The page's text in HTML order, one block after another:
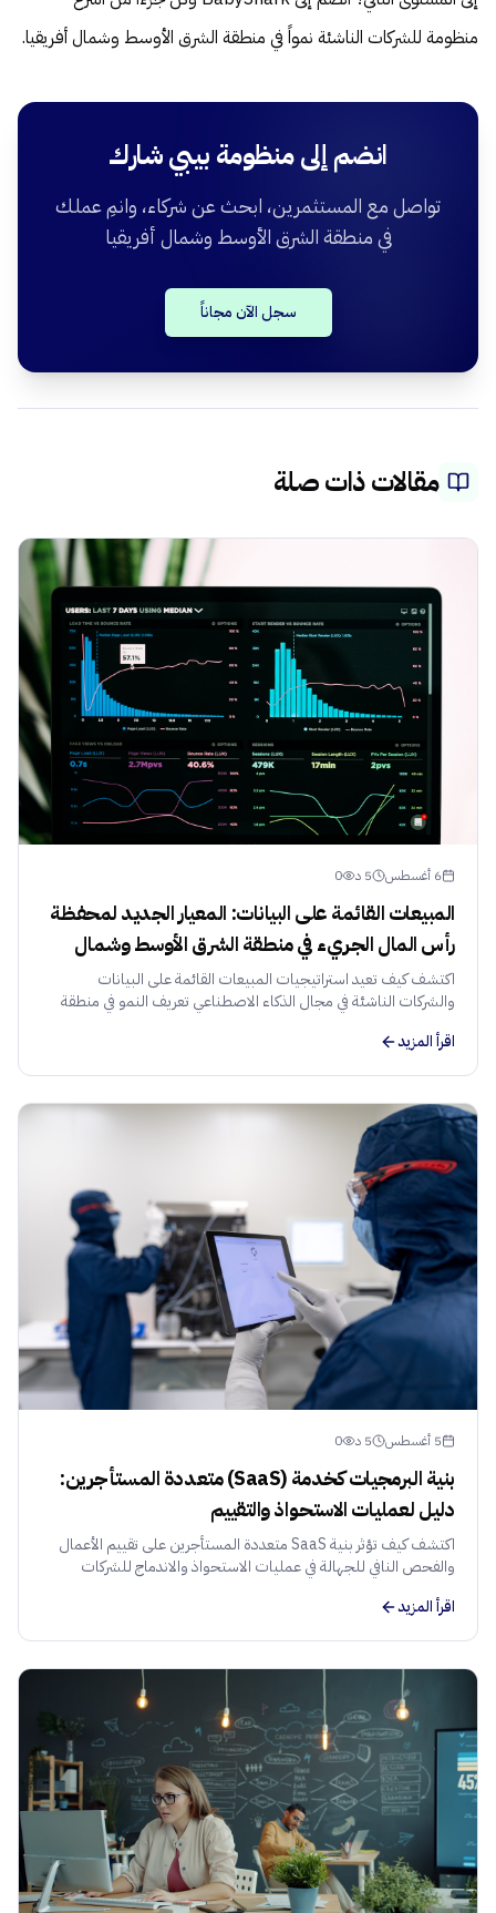
منظومة للشركات الناشئة نمواً في منطقة الشرق الأوسط وشمال أفريقيا.
انضم إلى منظومة بيبي شارك
تواصل مع المستثمرين، ابحث عن شركاء، وانمِ عملك
في منطقة الشرق الأوسط وشمال أفريقيا
سجل الآن مجاناً
مقالات ذات صلة
6 أغسطس 5 د 0
المبيعات القائمة على البيانات: المعيار الجديد لمحفظة
رأس المال الجريء في منطقة الشرق الأوسط وشمال
أفريقيا
اكتشف كيف تعيد استراتيجيات المبيعات القائمة على البيانات
والشركات الناشئة في مجال الذكاء الاصطناعي تعريف النمو في منطقة
وتدفق الصفقات.
اقرأ المزيد
5 أغسطس 5 د 0
بنية البرمجيات كخدمة (SaaS) متعددة المستأجرين:
دليل لعمليات الاستحواذ والتقييم
اكتشف كيف تؤثر بنية SaaS متعددة المستأجرين على تقييم الأعمال
والفحص النافي للجهالة في عمليات الاستحواذ والاندماج للشركات
اقرأ المزيد